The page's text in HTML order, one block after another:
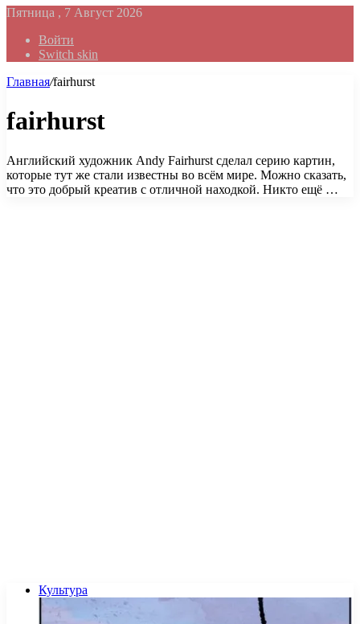
Пятница , 7 Август 2026
Войти
Switch skin
Главная/fairhurst
fairhurst
Английский художник Andy Fairhurst сделал серию картин,
которые тут же стали известны во всём мире. Можно сказать,
что это добрый креатив с отличной находкой. Никто ещё …
Культура